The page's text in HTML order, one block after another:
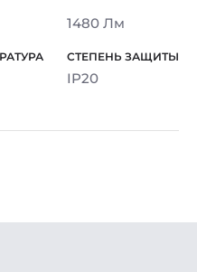
1480 Лм
IP20